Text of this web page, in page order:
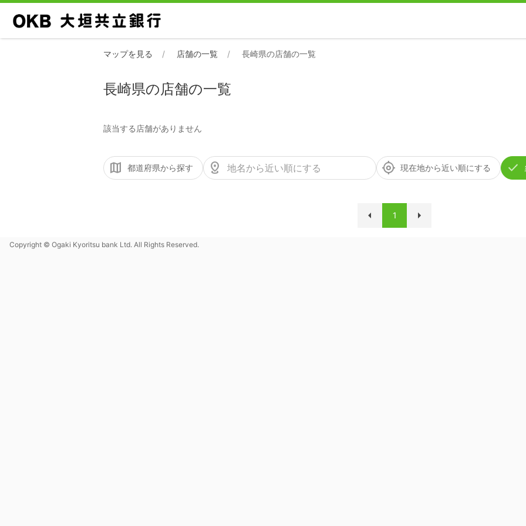
マップを見る 店舗の一覧 長崎県の店舗の一覧
長崎県の店舗の一覧
該当する店舗がありません
都道府県から探す 現在地から近い順にする
1
Copyright © Ogaki Kyoritsu bank Ltd. All Rights Reserved.